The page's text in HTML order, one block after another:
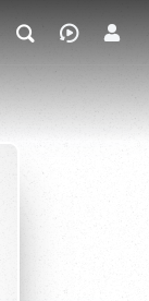
玄幻武侠 奇幻